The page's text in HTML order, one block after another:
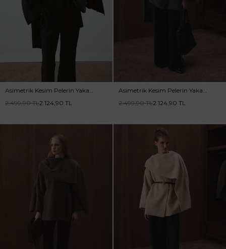
Asimetrik Kesim Pelerin Yaka
Siyah Kaban
2.499,90TL2.124,90 TL
Asimetrik Kesim Pelerin Yaka
Antrasit Kaban
2.499,90TL2.124,90 TL